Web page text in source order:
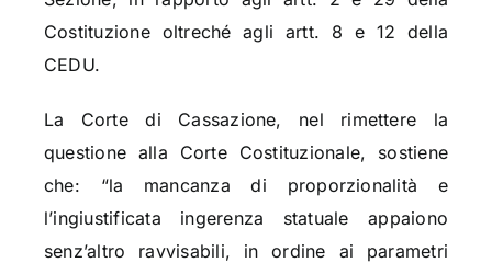
Costituzione oltreché agli artt. 8 e 12 della
CEDU.
La Corte di Cassazione, nel rimettere la
questione alla Corte Costituzionale, sostiene
che: “la mancanza di proporzionalità e
l’ingiustificata ingerenza statuale appaiono
senz’altro ravvisabili, in ordine ai parametri